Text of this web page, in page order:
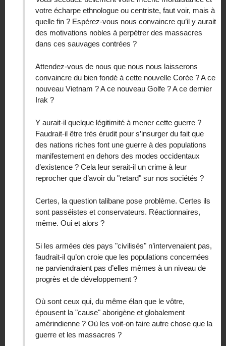
votre écharpe ethnologue ou centriste, faut voir, mais à
quelle fin ? Espérez-vous nous convaincre qu’il y aurait
des motivations nobles à perpétrer des massacres
dans ces sauvages contrées ?
Attendez-vous de nous que nous nous laisserons
convaincre du bien fondé à cette nouvelle Corée ? A ce
nouveau Vietnam ? A ce nouveau Golfe ? A ce dernier
Irak ?
Y aurait-il quelque légitimité à mener cette guerre ?
Faudrait-il être très érudit pour s’insurger du fait que
des nations riches font une guerre à des populations
manifestement en dehors des modes occidentaux
d’existence ? Cela leur serait-il un crime à leur
reprocher que d’avoir du "retard" sur nos sociétés ?
Certes, la question talibane pose problème. Certes ils
sont passéistes et conservateurs. Réactionnaires,
même. Oui et alors ?
Si les armées des pays "civilisés" n’intervenaient pas,
faudrait-il qu’on croie que les populations concernées
ne parviendraient pas d’elles mêmes à un niveau de
progrès et de développement ?
Où sont ceux qui, du même élan que le vôtre,
épousent la "cause" aborigène et globalement
amérindienne ? Où les voit-on faire autre chose que la
guerre et les massacres ?